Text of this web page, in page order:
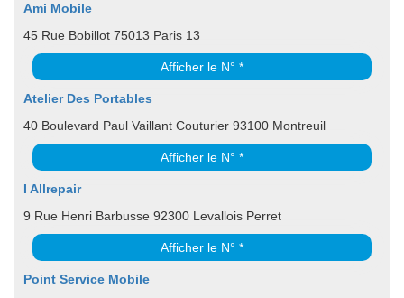
Ami Mobile
45 Rue Bobillot 75013 Paris 13
Afficher le N° *
Atelier Des Portables
40 Boulevard Paul Vaillant Couturier 93100 Montreuil
Afficher le N° *
I Allrepair
9 Rue Henri Barbusse 92300 Levallois Perret
Afficher le N° *
Point Service Mobile